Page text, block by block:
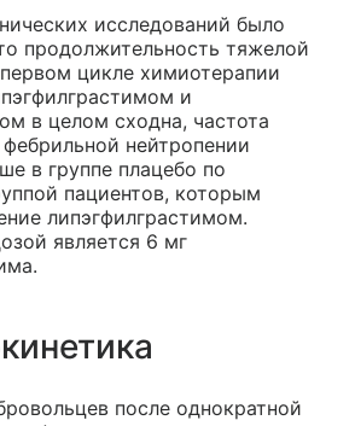
исследований было
продолжительность тяжелой
цикле химиотерапии
и
в целом сходна, частота
нейтропении
в группе плацебо по
пациентов, которым
липэгфилграстимом.
является 6 мг
после однократной